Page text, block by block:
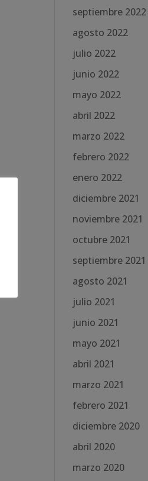
septiembre 2022
agosto 2022
julio 2022
junio 2022
mayo 2022
abril 2022
marzo 2022
febrero 2022
enero 2022
diciembre 2021
noviembre 2021
octubre 2021
septiembre 2021
agosto 2021
julio 2021
junio 2021
mayo 2021
abril 2021
marzo 2021
febrero 2021
diciembre 2020
abril 2020
marzo 2020